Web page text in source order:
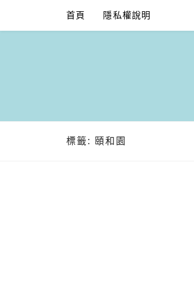
content
首頁 隱私權說明
標籤: 頤和園